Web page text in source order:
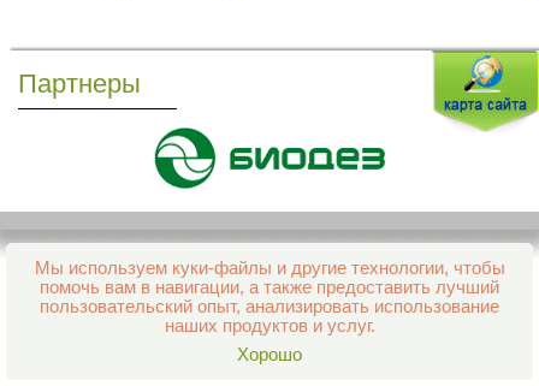
Партнеры
Мы используем куки-файлы и другие технологии, чтобы
помочь вам в навигации, а также предоставить лучший
пользовательский опыт, анализировать использование
наших продуктов и услуг.
Хорошо
Все права защищены и охраняются законом
© 2013–2026 Интернет-аптека Фармация
support@aptekapenza.ru
Телефон: Служба обработки заказов 99-98-28